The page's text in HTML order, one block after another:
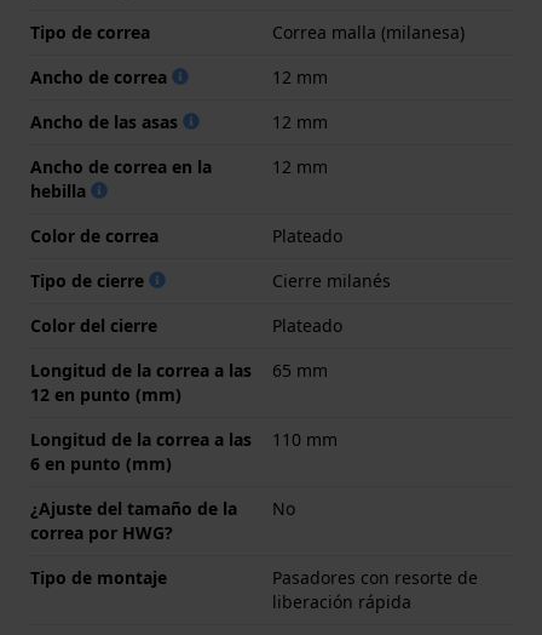
Tipo de correa
Correa malla (milanesa)
Ancho de correa
12 mm
Ancho de las asas
12 mm
Ancho de correa en la
hebilla
12 mm
Color de correa
Plateado
Tipo de cierre
Cierre milanés
Color del cierre
Plateado
Longitud de la correa a las
12 en punto (mm)
65 mm
Longitud de la correa a las
6 en punto (mm)
110 mm
¿Ajuste del tamaño de la
correa por HWG?
No
Tipo de montaje
Pasadores con resorte de
liberación rápida